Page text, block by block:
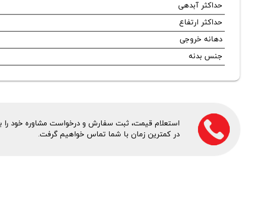
حداکثر آبدهی
حداکثر ارتفاع
دهانه خروجی
جنس بدنه
استعلام قیمت، ثبت سفارش و درخواست مشاوره خود را
در کمترین زمان با شما تماس خواهیم گرفت.